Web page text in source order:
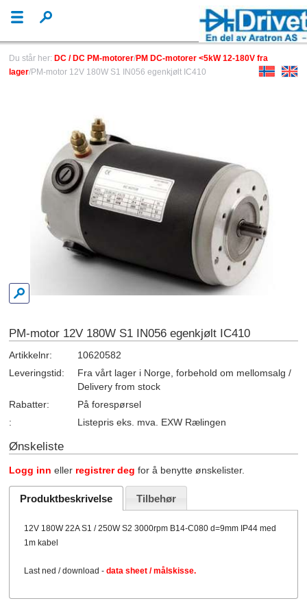
Du står her:DC / DC PM-motorer/PM DC-motorer <5kW 12-180V fra
lager/PM-motor 12V 180W S1 IN056 egenkjølt IC410
PM-motor 12V 180W S1 IN056 egenkjølt IC410
Artikkelnr:
10620582
Leveringstid:
Fra vårt lager i Norge, forbehold om mellomsalg /
Delivery from stock
Rabatter:
På forespørsel
:
Listepris eks. mva. EXW Rælingen
Ønskeliste
Logg inn eller registrer deg for å benytte ønskelister.
Produktbeskrivelse Tilbehør
12V 180W 22A S1 / 250W S2 3000rpm B14-C080 d=9mm IP44 med
1m kabel
Last ned / download -data sheet / målskisse.